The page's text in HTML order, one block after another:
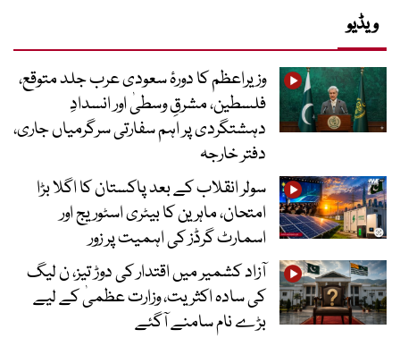
ویڈیو
وزیراعظم کا دورۂ سعودی عرب جلد متوقع،
فلسطین، مشرقِ وسطیٰ اور انسدادِ
دہشتگردی پر اہم سفارتی سرگرمیاں جاری،
دفتر خارجہ
سولر انقلاب کے بعد پاکستان کا اگلا بڑا
امتحان، ماہرین کا بیٹری اسٹوریج اور
اسمارٹ گرڈز کی اہمیت پر زور
آزاد کشمیر میں اقتدار کی دوڑ تیز، ن لیگ
کی سادہ اکثریت، وزارت عظمیٰ کے لیے
بڑے نام سامنے آگئے